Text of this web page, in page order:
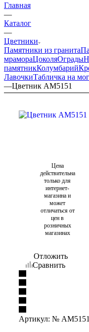
Главная
—
Каталог
—
Цветники
Памятники из гранита
мрамораЦоколяОграды
памятникКолумбарий
ЛавочкиТабличка на
—Цветник AM5151
Цена
действительна
только для
интернет-
магазина и
может
отличаться от
цен в
розничных
магазинах
Отложить
Сравнить
Артикул: № AM5151